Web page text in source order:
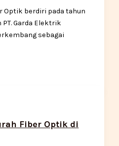
Optik berdiri pada tahun
Garda Elektrik
sebagai
Fiber Optik di